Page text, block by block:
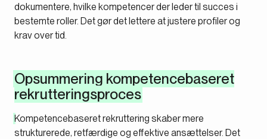
dokumentere, hvilke kompetencer der leder til succes i
bestemte roller. Det gør det lettere at justere profiler og
krav over tid.
Opsummering kompetencebaseret
rekrutteringsproces
Kompetencebaseret rekruttering skaber mere
strukturerede, retfærdige og effektive ansættelser. Det